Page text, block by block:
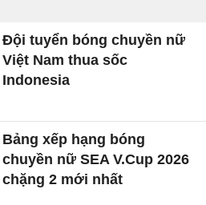
Đội tuyển bóng chuyền nữ
Việt Nam thua sốc
Indonesia
Bảng xếp hạng bóng
chuyền nữ SEA V.Cup 2026
chặng 2 mới nhất